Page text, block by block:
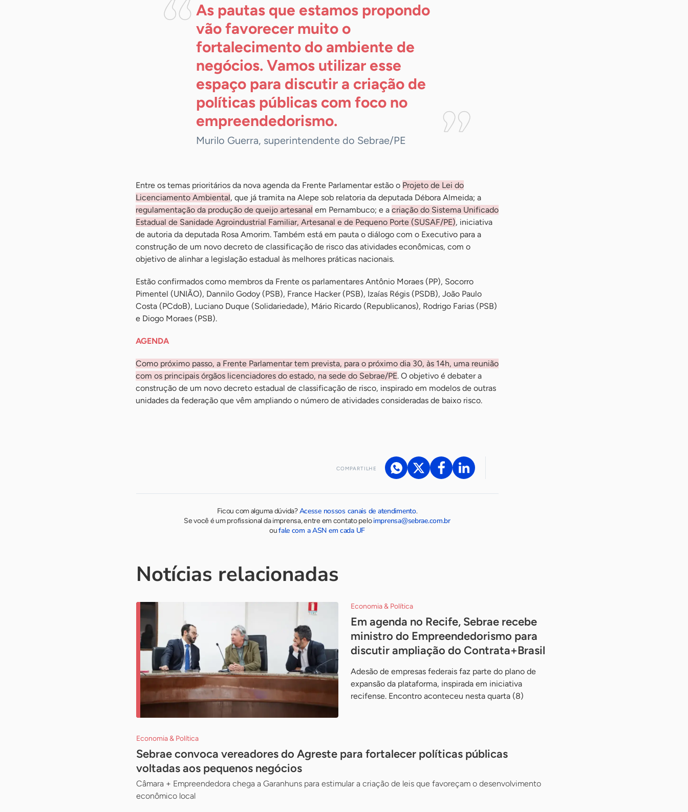
As pautas que estamos propondo
vão favorecer muito o
fortalecimento do ambiente de
negócios. Vamos utilizar esse
espaço para discutir a criação de
políticas públicas com foco no
empreendedorismo.
Murilo Guerra, superintendente do Sebrae/PE
Entre os temas prioritários da nova agenda da Frente Parlamentar estão o Projeto de Lei do
Licenciamento Ambiental, que já tramita na Alepe sob relatoria da deputada Débora Almeida; a
regulamentação da produção de queijo artesanal em Pernambuco; e a criação do Sistema Unificado
Estadual de Sanidade Agroindustrial Familiar, Artesanal e de Pequeno Porte (SUSAF/PE), iniciativa
de autoria da deputada Rosa Amorim. Também está em pauta o diálogo com o Executivo para a
construção de um novo decreto de classificação de risco das atividades econômicas, com o
objetivo de alinhar a legislação estadual às melhores práticas nacionais.
Estão confirmados como membros da Frente os parlamentares Antônio Moraes (PP), Socorro
Pimentel (UNIÃO), Dannilo Godoy (PSB), France Hacker (PSB), Izaías Régis (PSDB), João Paulo
Costa (PCdoB), Luciano Duque (Solidariedade), Mário Ricardo (Republicanos), Rodrigo Farias (PSB)
e Diogo Moraes (PSB).
AGENDA
Como próximo passo, a Frente Parlamentar tem prevista, para o próximo dia 30, às 14h, uma reunião
com os principais órgãos licenciadores do estado, na sede do Sebrae/PE. O objetivo é debater a
construção de um novo decreto estadual de classificação de risco, inspirado em modelos de outras
unidades da federação que vêm ampliando o número de atividades consideradas de baixo risco.
COMPARTILHE
Ficou com alguma dúvida?Acesse nossos canais de atendimento.
Se você é um profissional da imprensa, entre em contato peloimprensa@sebrae.com.br
oufale com a ASN em cada UF
Notícias relacionadas
Economia & Política
Em agenda no Recife, Sebrae recebe
ministro do Empreendedorismo para
discutir ampliação do Contrata+Brasil
Adesão de empresas federais faz parte do plano de
expansão da plataforma, inspirada em iniciativa
recifense. Encontro aconteceu nesta quarta (8)
Economia & Política
Sebrae convoca vereadores do Agreste para fortalecer políticas públicas
voltadas aos pequenos negócios
Câmara + Empreendedora chega a Garanhuns para estimular a criação de leis que favoreçam o desenvolvimento
econômico local